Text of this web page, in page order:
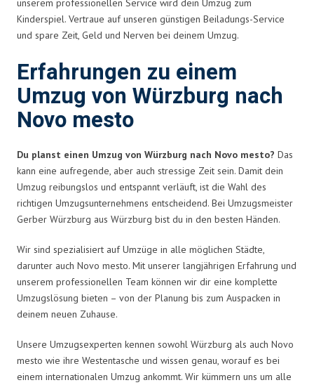
unserem professionellen Service wird dein Umzug zum
Kinderspiel. Vertraue auf unseren günstigen Beiladungs-Service
und spare Zeit, Geld und Nerven bei deinem Umzug.
Erfahrungen zu einem
Umzug von Würzburg nach
Novo mesto
Du planst einen Umzug von Würzburg nach Novo mesto? Das
kann eine aufregende, aber auch stressige Zeit sein. Damit dein
Umzug reibungslos und entspannt verläuft, ist die Wahl des
richtigen Umzugsunternehmens entscheidend. Bei Umzugsmeister
Gerber Würzburg aus Würzburg bist du in den besten Händen.
Wir sind spezialisiert auf Umzüge in alle möglichen Städte,
darunter auch Novo mesto. Mit unserer langjährigen Erfahrung und
unserem professionellen Team können wir dir eine komplette
Umzugslösung bieten – von der Planung bis zum Auspacken in
deinem neuen Zuhause.
Unsere Umzugsexperten kennen sowohl Würzburg als auch Novo
mesto wie ihre Westentasche und wissen genau, worauf es bei
einem internationalen Umzug ankommt. Wir kümmern uns um alle